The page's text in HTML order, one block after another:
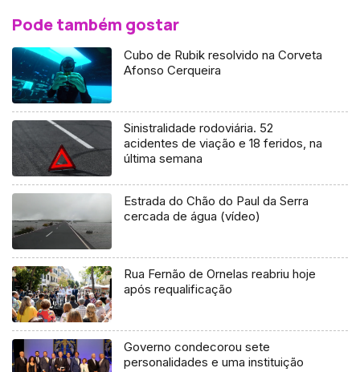
Pode também gostar
Cubo de Rubik resolvido na Corveta
Afonso Cerqueira
Sinistralidade rodoviária. 52
acidentes de viação e 18 feridos, na
última semana
Estrada do Chão do Paul da Serra
cercada de água (vídeo)
Rua Fernão de Ornelas reabriu hoje
após requalificação
Governo condecorou sete
personalidades e uma instituição